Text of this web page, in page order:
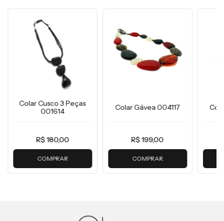
Colar Cusco 3 Peças
001614
R$ 180,00
COMPRAR
Colar Gávea 004117
R$ 199,00
COMPRAR